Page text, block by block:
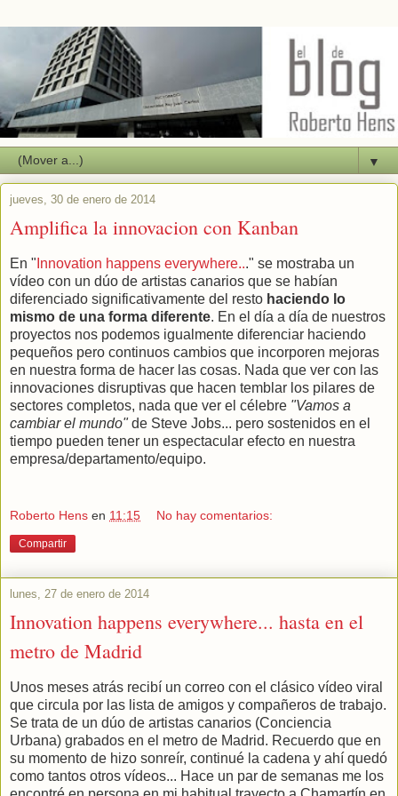
▼
jueves, 30 de enero de 2014
Amplifica la innovacion con Kanban
En " Innovation happens everywhere..." se mostraba un
vídeo con un dúo de artistas canarios que se habían
diferenciado significativamente del resto haciendo lo
mismo de una forma diferente. En el día a día de nuestros
proyectos nos podemos igualmente diferenciar haciendo
pequeños pero continuos cambios que incorporen mejoras
en nuestra forma de hacer las cosas. Nada que ver con las
innovaciones disruptivas que hacen temblar los pilares de
sectores completos, nada que ver el célebre "Vamos a
cambiar el mundo"de Steve Jobs... pero sostenidos en el
tiempo pueden tener un espectacular efecto en nuestra
empresa/departamento/equipo.
Roberto Hens en 11:15 No hay comentarios:
Compartir
lunes, 27 de enero de 2014
Innovation happens everywhere... hasta en el
metro de Madrid
Unos meses atrás recibí un correo con el clásico vídeo viral
que circula por las lista de amigos y compañeros de trabajo.
Se trata de un dúo de artistas canarios (Conciencia
Urbana) grabados en el metro de Madrid. Recuerdo que en
su momento de hizo sonreír, continué la cadena y ahí quedó
como tantos otros vídeos... Hace un par de semanas me los